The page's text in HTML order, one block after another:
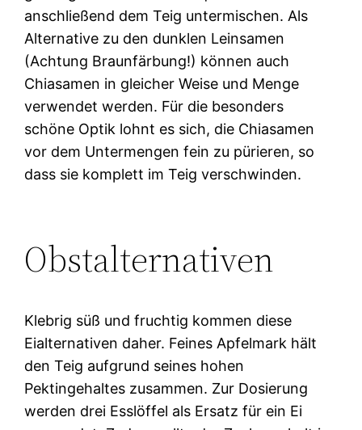
anschließend dem Teig untermischen. Als
Alternative zu den dunklen Leinsamen
(Achtung Braunfärbung!) können auch
Chiasamen in gleicher Weise und Menge
verwendet werden. Für die besonders
schöne Optik lohnt es sich, die Chiasamen
vor dem Untermengen fein zu pürieren, so
dass sie komplett im Teig verschwinden.
Obstalternativen
Klebrig süß und fruchtig kommen diese
Eialternativen daher. Feines Apfelmark hält
den Teig aufgrund seines hohen
Pektingehaltes zusammen. Zur Dosierung
werden drei Esslöffel als Ersatz für ein Ei